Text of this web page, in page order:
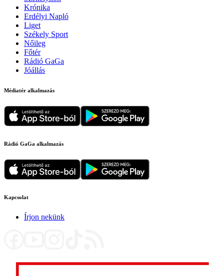
Krónika
Erdélyi Napló
Liget
Székely Sport
Nőileg
Főtér
Rádió GaGa
Jóállás
Médiatér alkalmazás
Rádió GaGa alkalmazás
Kapcsolat
Írjon nekünk